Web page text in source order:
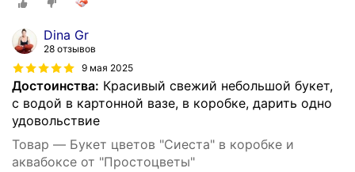
Dina Gr
28 отзывов
9 мая 2025
Достоинства: Красивый свежий небольшой букет,
с водой в картонной вазе, в коробке, дарить одно
удовольствие
Товар — Букет цветов "Сиеста" в коробке и
аквабоксе от "Простоцветы"